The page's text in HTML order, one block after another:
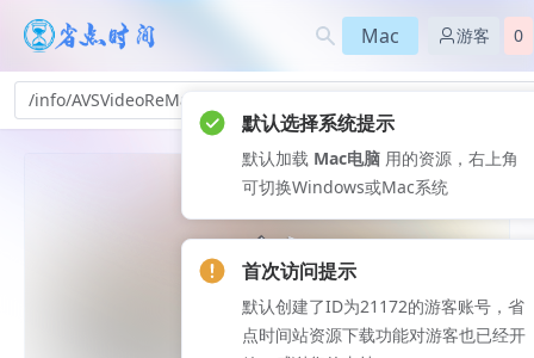
Mac 游客 0
/info/AVSVideoReMaker-pn_568
默认选择系统提示
默认加载 Mac电脑 用的资源，右上角
可切换Windows或Mac系统
首次访问提示
默认创建了ID为21172的游客账号，省
点时间站资源下载功能对游客也已经开